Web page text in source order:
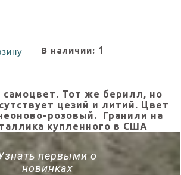
В наличии: 1
самоцвет. Тот же берилл, но
цезий и литий. Цвет
розовый. Гранили на
купленного в США
первыми о
новинках